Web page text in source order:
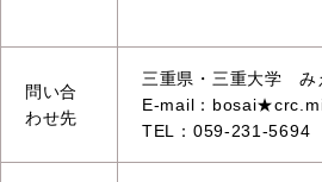
問い合
わせ先
三重県・三重大学 み
E-mail：
TEL： 059-231-5694